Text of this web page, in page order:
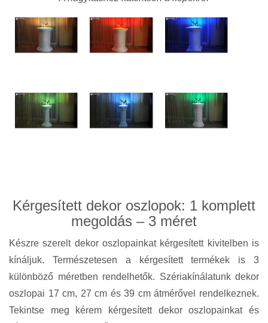
Kérgesített dekor oszlopok: 1 komplett
megoldás – 3 méret
Készre szerelt dekor oszlopainkat kérgesített kivitelben is
kínáljuk. Természetesen a kérgesített termékek is 3
különböző méretben rendelhetők. Szériakínálatunk dekor
oszlopai 17 cm, 27 cm és 39 cm átmérővel rendelkeznek.
Tekintse meg kérem kérgesített dekor oszlopainkat és